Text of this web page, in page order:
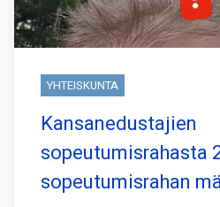
YHTEISKUNTA
Kansanedustajien
sopeutumisrahasta
sopeutumisrahan